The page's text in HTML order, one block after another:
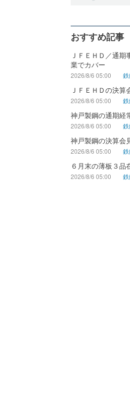
おすすめ記事
ＪＦＥＨＤ／通
業でカバー
2026/8/6 05:00
ＪＦＥＨＤの決
2026/8/6 05:00
神戸製鋼の通期経
2026/8/6 05:00
神戸製鋼の決算会
2026/8/6 05:00
６月末の薄板３
2026/8/6 05:00